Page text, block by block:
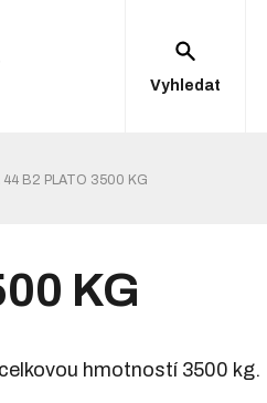
Vyhledat
44 B2 PLATO 3500 KG
KG
hmotností 3500 kg.